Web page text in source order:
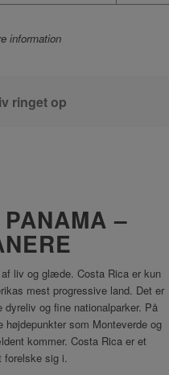
information
ringet op
–
liv og glæde. Costa Rica er kun
mest progressive land. Det er
og fine nationalparker. På
som Monteverde og
kommer. Costa Rica er et
forelske sig i.